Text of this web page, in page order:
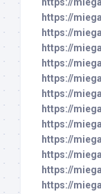
https://
https://
https://
https://
https://
https://
https://
https://
https://
https://
https://
https://
https://